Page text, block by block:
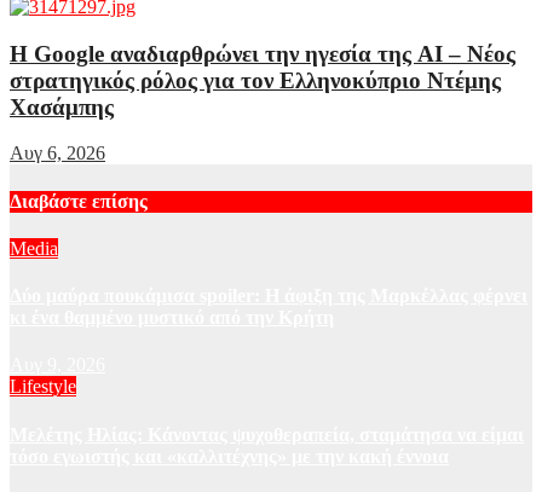
Η Google αναδιαρθρώνει την ηγεσία της AI – Νέος
στρατηγικός ρόλος για τον Ελληνοκύπριο Ντέμης
Χασάμπης
Αυγ 6, 2026
Διαβάστε επίσης
Media
Lifestyle